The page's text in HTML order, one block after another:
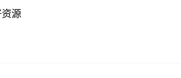
源